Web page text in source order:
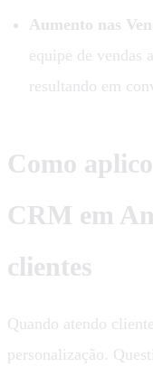
Aumento nas
equipe de vendas
resultando em
Como
CRM em
clientes
Quando atendo
personalização.